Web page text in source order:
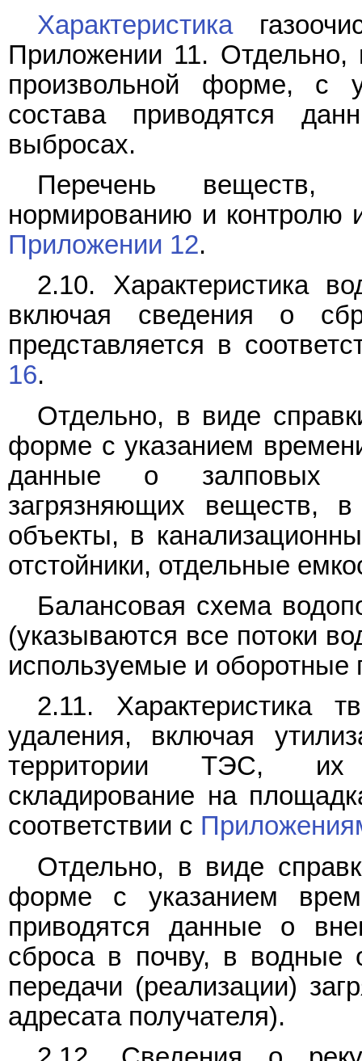
Характеристика
Приложении 11. Отдельно,
произвольной форме, с
состава приводятся
выбросах.
Перечень веществ,
нормированию и контролю
Приложении 12.
2.10. Характеристика
включая сведения о
представляется в
16.
Отдельно, в виде
форме с указанием
данные о залповых
загрязняющих веществ,
объекты, в
отстойники, отдельные
Балансовая схема
(указываются все потоки
используемые и оборотные
2.11. Характеристика
удаления, включая
территории ТЭС, их
складирование на
соответствии с
Отдельно, в виде
форме с указанием
приводятся данные о
сброса в почву, в водные
передачи (реализации)
адресата получателя).